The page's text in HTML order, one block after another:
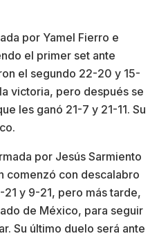
por Yamel Fierro e
el primer set ante
el segundo 22-20 y 15-
victoria, pero después se
les ganó 21-7 y 21-11. Su
por Jesús Sarmiento
comenzó con descalabro
y 9-21, pero más tarde,
de México, para seguir
Su último duelo será ante